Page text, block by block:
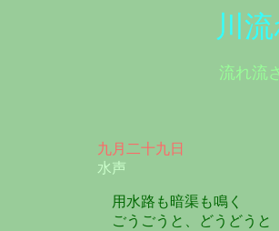
川
流れ流
九月二十九日
水声
用水路も暗渠も鳴く
ごうごうと、どうどうと